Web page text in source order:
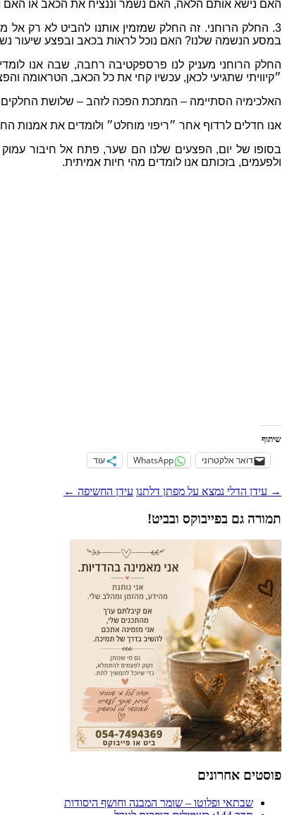
האם נישא אותם הלאה, האם נשמר וננציח את הכאב או
3. החלק הרוחני. זה החלק שמזמין אותנו להביט לא רק אל
במסע הנשמה שלנו? האם נוכל לראות בכאב ובפצע שיעור
החלק הרוחני מעניק לנו פרספקטיבה רחבה, שבה אנו
״קיוויתי שתגיעי לכאן, עכשיו קחי את כל הכאב, הטראומה
האלכימיה הסתיימה – המתכת הפכה לזהב – שלושת החלקים
אנו חדלים לרדוף אחר ״ריפוי מוחלט״ ולומדים את אמנות
בסופו של יום, הפצעים שלנו הם שער, פתח אל חיבור עמוק
ולפעמים, בזכותם אנו לומדים מהי חיות אמיתית.
שיתוף
דואר אלקטרוני WhatsApp עוד
ניווט
פוסטים
→ עידן הדלי נמצא על מפתן דלתנו עידן החשיפה ←
תמורה גם בפייבוקס ובביט!
פוסטים אחרונים
שבתאי ופלוטו – שומר המבנה וחושף היסודות